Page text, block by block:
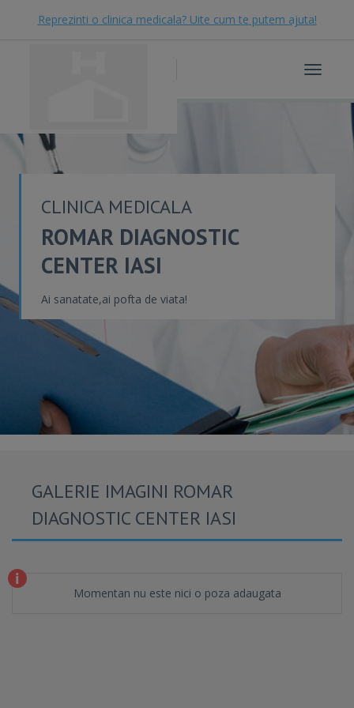
Reprezinti o clinica medicala? Uite cum te putem ajuta!
Toggle
CLINICA MEDICALA
ROMAR DIAGNOSTIC
CENTER IASI
Ai sanatate,ai pofta de viata!
GALERIE IMAGINI ROMAR
DIAGNOSTIC CENTER IASI
Momentan nu este nici o poza adaugata